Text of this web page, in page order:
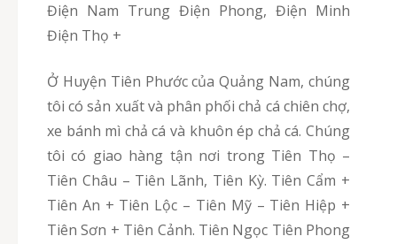
Điện Nam Trung Điện Phong, Điện Minh
Điện Thọ +
Ở Huyện Tiên Phước của Quảng Nam, chúng
tôi có sản xuất và phân phối chả cá chiên chợ,
xe bánh mì chả cá và khuôn ép chả cá. Chúng
tôi có giao hàng tận nơi trong Tiên Thọ –
Tiên Châu – Tiên Lãnh, Tiên Kỳ. Tiên Cẩm +
Tiên An + Tiên Lộc – Tiên Mỹ – Tiên Hiệp +
Tiên Sơn + Tiên Cảnh. Tiên Ngọc Tiên Phong